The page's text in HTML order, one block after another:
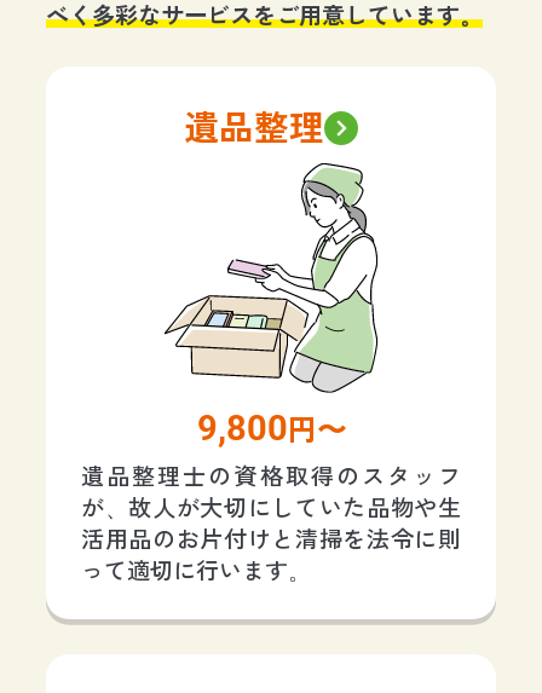
べく多彩なサービスをご用意しています。
遺品整理
9,800 円〜
遺品整理士の資格取得のスタッフ
が、故人が大切にしていた品物や生
活用品のお片付けと清掃を法令に則
って適切に行います。